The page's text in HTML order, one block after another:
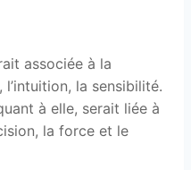
associée à la
la sensibilité.
à elle, serait liée à
la force et le